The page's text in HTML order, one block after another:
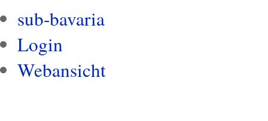
sub-bavaria
Login
Webansicht